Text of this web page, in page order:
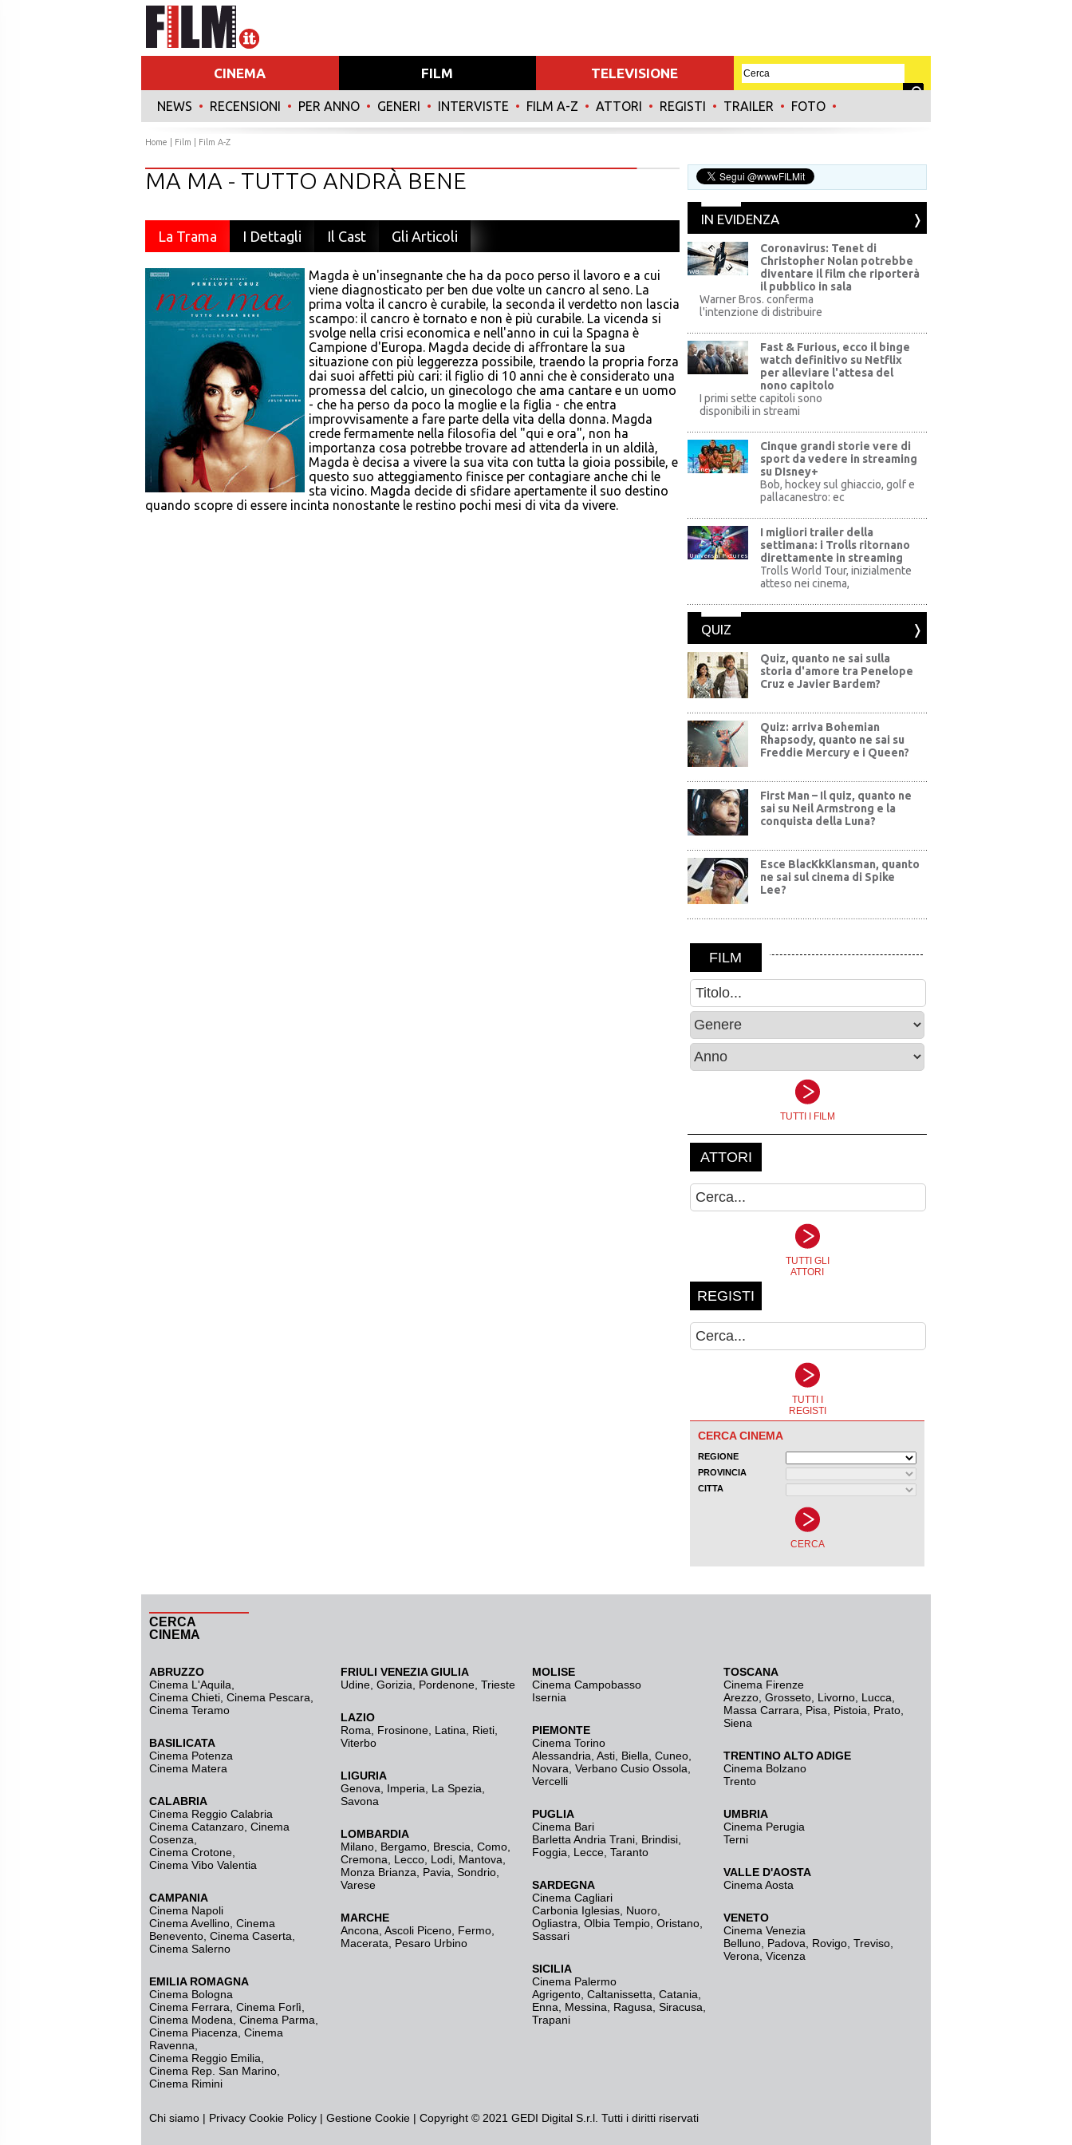
CINEMA FILM TELEVISIONE
NEWS • RECENSIONI • PER ANNO • GENERI • INTERVISTE • FILM A-Z • ATTORI • REGISTI • TRAILER • FOTO •
Home Film Film A-Z
MA MA - TUTTO ANDRÀ BENE
La Trama I Dettagli Il Cast Gli Articoli
Magda è un'insegnante che ha da poco perso il lavoro e a cui
viene diagnosticato per ben due volte un cancro al seno. La
prima volta il cancro è curabile, la seconda il verdetto non lascia
scampo: il cancro è tornato e non è più curabile. La vicenda si
svolge nella crisi economica e nell'anno in cui la Spagna è
Campione d'Europa. Magda decide di affrontare la sua
situazione con più leggerezza possibile, traendo la propria forza
dai suoi affetti più cari: il figlio di 10 anni che è considerato una
promessa del calcio, un ginecologo che ama cantare e un uomo
- che ha perso da poco la moglie e la figlia - che entra
improvvisamente a fare parte della vita della donna. Magda
crede fermamente nella filosofia del "qui e ora", non ha
importanza cosa potrebbe trovare ad attenderla in un aldilà,
Magda è decisa a vivere la sua vita con tutta la gioia possibile, e
questo suo atteggiamento finisce per contagiare anche chi le
sta vicino. Magda decide di sfidare apertamente il suo destino
quando scopre di essere incinta nonostante le restino pochi mesi di vita da vivere.
IN EVIDENZA
WB
Coronavirus: Tenet di
Christopher Nolan potrebbe
diventare il film che riporterà
il pubblico in sala
Warner Bros. conferma
l'intenzione di distribuire
Fast & Furious, ecco il binge
watch definitivo su Netflix
per alleviare l'attesa del
nono capitolo
I primi sette capitoli sono
disponibili in streami
Disney+
Cinque grandi storie vere di
sport da vedere in streaming
su DIsney+
Bob, hockey sul ghiaccio, golf e
pallacanestro: ec
Universal Pictures
I migliori trailer della
settimana: i Trolls ritornano
direttamente in streaming
Trolls World Tour, inizialmente
atteso nei cinema,
QUIZ
Quiz, quanto ne sai sulla
storia d'amore tra Penelope
Cruz e Javier Bardem?
Quiz: arriva Bohemian
Rhapsody, quanto ne sai su
Freddie Mercury e i Queen?
First Man – Il quiz, quanto ne
sai su Neil Armstrong e la
conquista della Luna?
Esce BlacKkKlansman, quanto
ne sai sul cinema di Spike
Lee?
CERCA
CINEMA
ABRUZZO
Cinema L'Aquila
Cinema Chieti, Cinema Pescara,
Cinema Teramo
BASILICATA
Cinema Potenza
Cinema Matera
CALABRIA
Cinema Reggio Calabria
Cinema Catanzaro Cinema
Cosenza
Cinema Crotone
Cinema Vibo Valentia
CAMPANIA
Cinema Napoli
Cinema Avellino Cinema
Benevento Cinema Caserta
Cinema Salerno
EMILIA ROMAGNA
Cinema Bologna
Cinema Ferrara Cinema Forlì
Cinema Modena Cinema Parma
Cinema Piacenza Cinema
Ravenna
Cinema Reggio Emilia
Cinema Rep. San Marino
Cinema Rimini
FRIULI VENEZIA GIULIA
Udine Gorizia Pordenone Trieste
LAZIO
Roma
Frosinone Latina Rieti
Viterbo
LIGURIA
Genova
Imperia La Spezia
Savona
LOMBARDIA
Milano Bergamo Brescia, Como
Cremona
Lecco Lodi Mantova
Monza Brianza
Pavia Sondrio
Varese
MARCHE
Ancona Ascoli Piceno Fermo
Macerata
Pesaro Urbino
MOLISE
Cinema Campobasso
Isernia
PIEMONTE
Cinema Torino
Alessandria Asti Biella Cuneo
Novara Verbano Cusio Ossola
Vercelli
PUGLIA
Cinema Bari
Barletta Andria Trani Brindisi
Foggia
Lecce Taranto
SARDEGNA
Cinema Cagliari
Carbonia Iglesias Nuoro
Ogliastra Olbia Tempio Oristano
Sassari
SICILIA
Cinema Palermo
Agrigento Caltanissetta Catania
Enna
Messina Ragusa Siracusa
Trapani
TOSCANA
Cinema Firenze
Arezzo Grosseto Livorno Lucca
Massa Carrara
Pisa Pistoia Prato
Siena
TRENTINO ALTO ADIGE
Cinema Bolzano
Trento
UMBRIA
Cinema Perugia
Terni
VALLE D'AOSTA
Cinema Aosta
VENETO
Cinema Venezia
Belluno Padova Rovigo Treviso
Verona Vicenza
Chi siamo | Privacy Cookie Policy | Gestione Cookie | Copyright © 2021 GEDI Digital S.r.l. Tutti i diritti riservati